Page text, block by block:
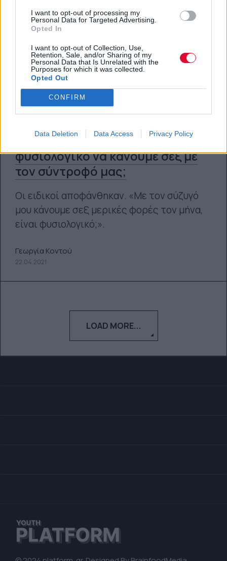
I want to opt-out of processing my
Personal Data for Targeted Advertising.
Opted In
I want to opt-out of Collection, Use,
Retention, Sale, and/or Sharing of my
Personal Data that Is Unrelated with the
Purposes for which it was collected.
Opted Out
CONFIRM
Data Deletion Data Access Privacy Policy
Τελικά, πόσο συχνά είναι
φυσιολογικό να κάνουμε σεξ με
τον σύντροφό μας;
Οι ειδικοί αποφάνθηκαν. «Με τον σύζυγό
μου κάνουμε σεξ μερικές φορές τον μήνα,
είναι φυσιολογικό;».
Γεωργία Κοντού
22.04.2021
LOAD MORE...